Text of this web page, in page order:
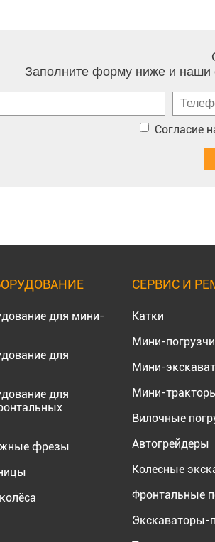
Заполните форму ниже и наши
Согласие
для мини-
для
для
фрезы
СЕРВИС И
Катки
Мини-
Мини-
Мини-
Вилочные
Автогрейдеры
Колесные
Фронтальные
Экскаваторы-